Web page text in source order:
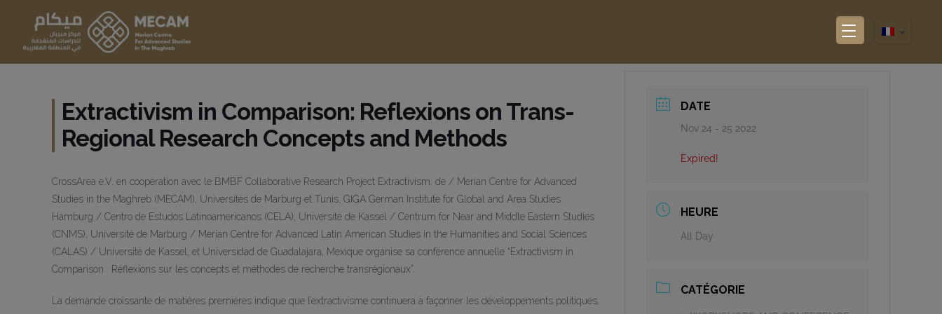
Extractivism in Comparison: Reflexions on Trans-
Regional Research Concepts and Methods
CrossArea e.V. en coopération avec le BMBF Collaborative Research Project Extractivism. de / Merian Centre for Advanced
Studies in the Maghreb (MECAM), Universités de Marburg et Tunis, GIGA German Institute for Global and Area Studies
Hamburg / Centro de Estudos Latinoamericanos (CELA), Université de Kassel / Centrum for Near and Middle Eastern Studies
(CNMS), Université de Marburg / Merian Centre for Advanced Latin American Studies in the Humanities and Social Sciences
(CALAS) / Université de Kassel, et Universidad de Guadalajara, Mexique organise sa conférence annuelle “Extractivism in
Comparison : Réflexions sur les concepts et méthodes de recherche transrégionaux”.
La demande croissante de matières premières indique que l’extractivisme continuera à façonner les développements politiques,
DATE
Nov 24 - 25 2022
Expired!
HEURE
All Day
CATÉGORIE